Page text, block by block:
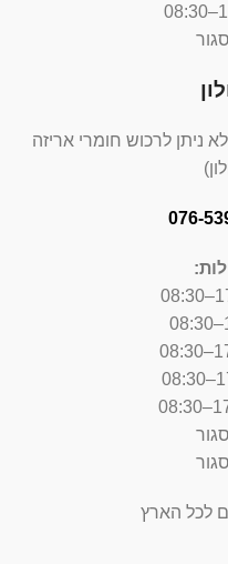
(לא ניתן לרכוש חומרי אריזה
076-
לכל הארץ